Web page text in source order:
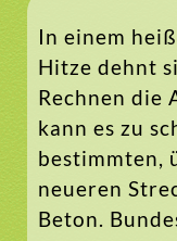
In einem
Hitze dehnt
Rechnen die
kann es zu
bestimmten,
neueren
Beton.